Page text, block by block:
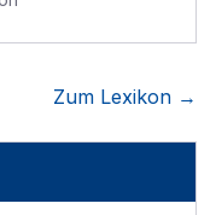
Zum Lexikon →